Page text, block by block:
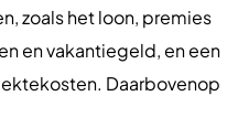
zoals het loon, premies
en vakantiegeld, en een
Daarbovenop